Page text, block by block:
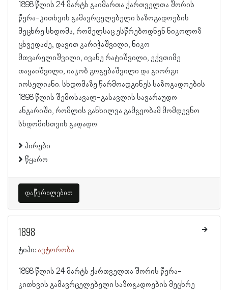
1898 წლის 24 მარტს გაიმართა ქართველთა შორის
წერა-კითხვის გამავრცელებელი საზოგადოების
მეცხრე სხდომა, რომელსაც ესწრებოდნენ ნიკოლოზ
ცხვედაძე, დავით კარიჭაშვილი, ნიკო
მთვარელიშვილი, ივანე რატიშვილი, ექვთიმე
თაყაიშვილი, იაკობ გოგებაშვილი და გიორგი
იოსელიანი. სხდომაზე წარმოადგინეს საზოგადოების
1898 წლის შემოსავალ-გასავლის სავარაუდო
ანგარიში, რომლის განხილვა გამგეობამ მომდევნო
სხდომისთვის გადადო.
პირები
წყარო
დაწვრილებით
1898
ტიპი: ავტორობა
1898 წლის 24 მარტს ქართველთა შორის წერა-
კითხვის გამავრცელებელი საზოგადოების მეცხრე